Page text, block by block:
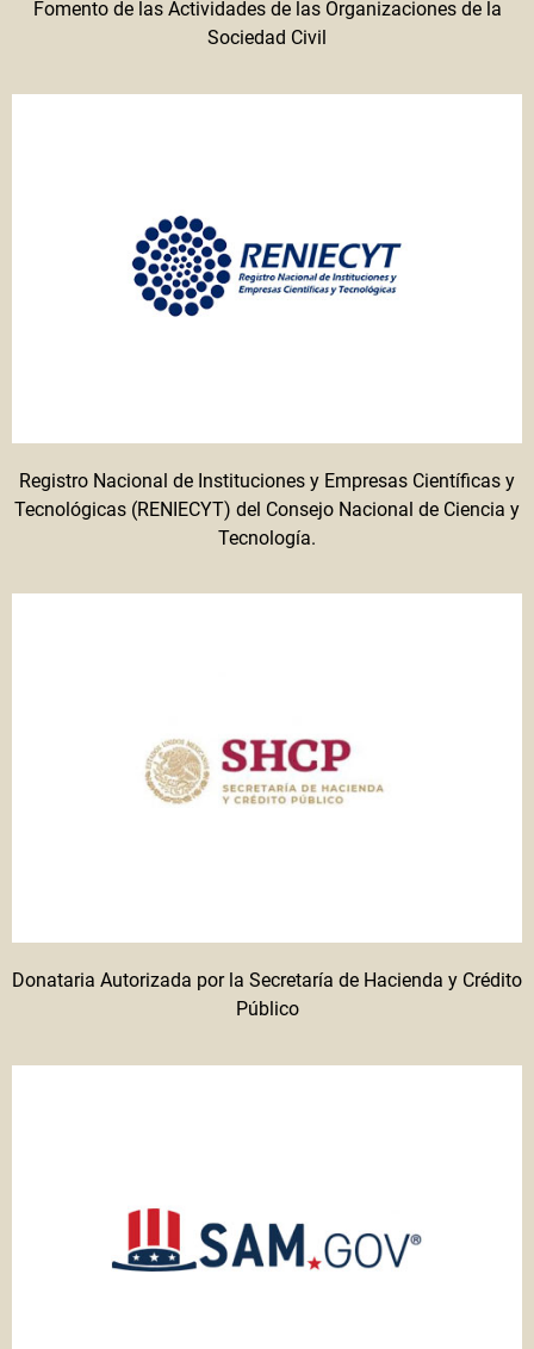
Fomento de las Actividades de las Organizaciones de la
Sociedad Civil
Registro Nacional de Instituciones y Empresas Científicas y
Tecnológicas (RENIECYT) del Consejo Nacional de Ciencia y
Tecnología.
Donataria Autorizada por la Secretaría de Hacienda y Crédito
Público